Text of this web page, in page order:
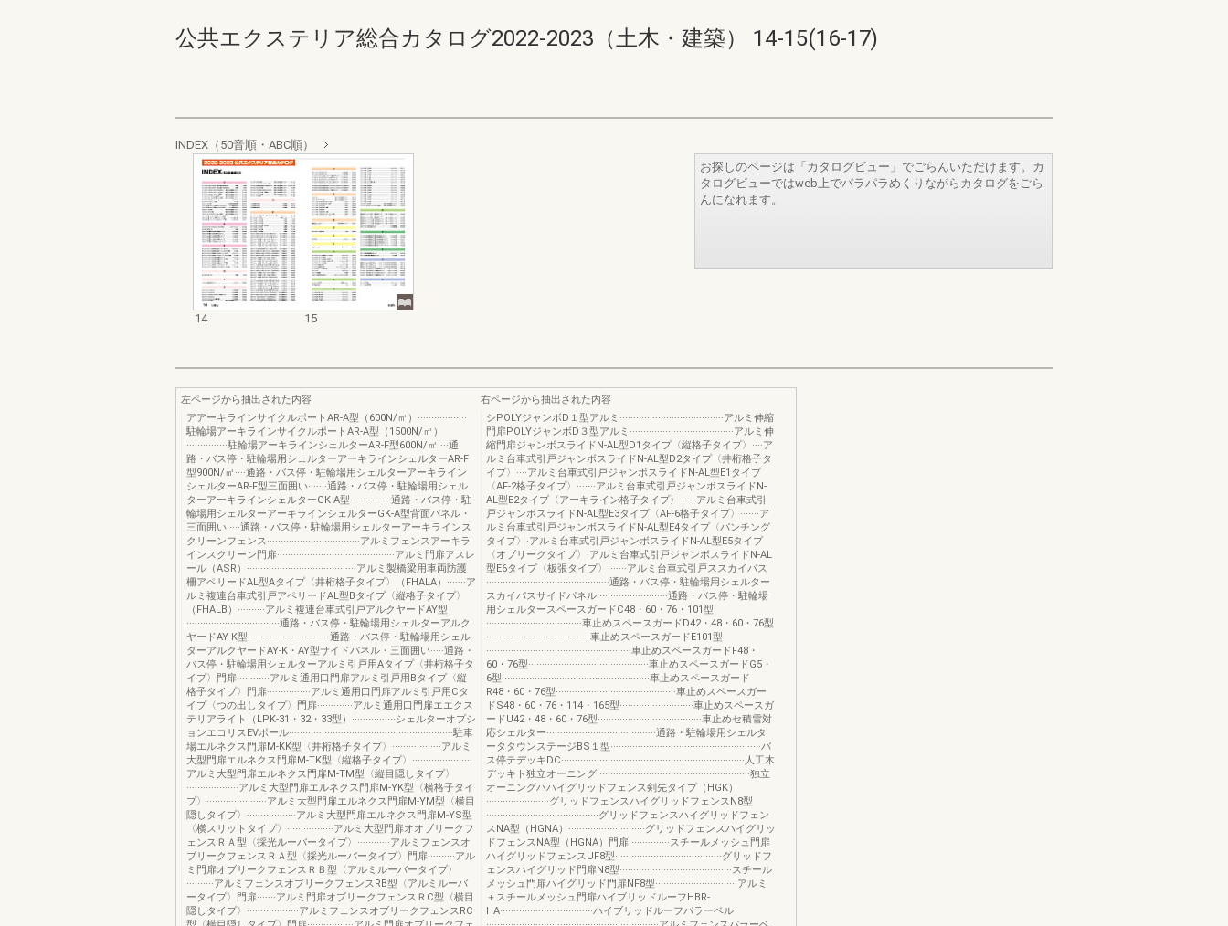
公共エクステリア総合カタログ2022-2023（土木・建築） 14-15(16-17)
INDEX（50音順・ABC順）
14 15
お探しのページは「カタログビュー」でごらんいただけます。カ
タログビューではweb上でパラパラめくりながらカタログをごら
んになれます。
左ページから抽出された内容
アアーキラインサイクルポートAR-A型（600N/㎡）··················
駐輪場アーキラインサイクルポートAR-A型（1500N/㎡）
···············駐輪場アーキラインシェルターAR-F型600N/㎡····通
路・バス停・駐輪場用シェルターアーキラインシェルターAR-F
型900N/㎡····通路・バス停・駐輪場用シェルターアーキライン
シェルターAR-F型三面囲い·······通路・バス停・駐輪場用シェル
ターアーキラインシェルターGK-A型···············通路・バス停・駐
輪場用シェルターアーキラインシェルターGK-A型背面パネル・
三面囲い·····通路・バス停・駐輪場用シェルターアーキラインス
クリーンフェンス··································アルミフェンスアーキラ
インスクリーン門扉···········································アルミ門扉アスレ
ール（ASR）········································アルミ製橋梁用車両防護
柵アペリードAL型Aタイプ〈井桁格子タイプ〉（FHALA）·······ア
ルミ複連台車式引戸アペリードAL型Bタイプ〈縦格子タイプ〉
（FHALB）··········アルミ複連台車式引戸アルクヤードAY型
··································通路・バス停・駐輪場用シェルターアルク
ヤードAY-K型······························通路・バス停・駐輪場用シェル
ターアルクヤードAY-K・AY型サイドパネル・三面囲い·····通路・
バス停・駐輪場用シェルターアルミ引戸用Aタイプ〈井桁格子タ
イプ〉門扉············アルミ通用口門扉アルミ引戸用Bタイプ〈縦
格子タイプ〉門扉················アルミ通用口門扉アルミ引戸用Cタ
イプ〈つの出しタイプ〉門扉·············アルミ通用口門扉エエクス
テリアライト（LPK-31・32・33型）················シェルターオプシ
ョンエコリスEVポール····························································駐車
場エルネクス門扉M-KK型〈井桁格子タイプ〉··················アルミ
大型門扉エルネクス門扉M-TK型〈縦格子タイプ〉······················
アルミ大型門扉エルネクス門扉M-TM型〈縦目隠しタイプ〉
···················アルミ大型門扉エルネクス門扉M-YK型〈横格子タイ
プ〉······················アルミ大型門扉エルネクス門扉M-YM型〈横目
隠しタイプ〉··················アルミ大型門扉エルネクス門扉M-YS型
〈横スリットタイプ〉·················アルミ大型門扉オオブリークフ
ェンスＲＡ型〈採光ルーバータイプ〉············アルミフェンスオ
ブリークフェンスＲＡ型〈採光ルーバータイプ〉門扉··········アル
ミ門扉オブリークフェンスＲＢ型〈アルミルーバータイプ〉
··········アルミフェンスオブリークフェンスRB型〈アルミルーバ
ータイプ〉門扉·······アルミ門扉オブリークフェンスＲC型〈横目
隠しタイプ〉···················アルミフェンスオブリークフェンスRC
右ページから抽出された内容
シPOLYジャンボD１型アルミ······································アルミ伸縮
門扉POLYジャンボD３型アルミ······································アルミ伸
縮門扉ジャンボスライドN-AL型D1タイプ〈縦格子タイプ〉····ア
ルミ台車式引戸ジャンボスライドN-AL型D2タイプ〈井桁格子タ
イプ〉····アルミ台車式引戸ジャンボスライドN-AL型E1タイプ
〈AF-2格子タイプ〉·······アルミ台車式引戸ジャンボスライドN-
AL型E2タイプ〈アーキライン格子タイプ〉······アルミ台車式引
戸ジャンボスライドN-AL型E3タイプ〈AF-6格子タイプ〉·······ア
ルミ台車式引戸ジャンボスライドN-AL型E4タイプ〈パンチング
タイプ〉·アルミ台車式引戸ジャンボスライドN-AL型E5タイプ
〈オブリークタイプ〉·アルミ台車式引戸ジャンボスライドN-AL
型E6タイプ〈板張タイプ〉·······アルミ台車式引戸ススカイパス
·············································通路・バス停・駐輪場用シェルター
スカイパスサイドパネル··························通路・バス停・駐輪場
用シェルタースペースガードC48・60・76・101型
···································車止めスペースガードD42・48・60・76型
······································車止めスペースガードE101型
·····················································車止めスペースガードF48・
60・76型············································車止めスペースガードG5・
6型······················································車止めスペースガード
R48・60・76型············································車止めスペースガー
ドS48・60・76・114・165型···························車止めスペースガ
ードU42・48・60・76型······································車止めセ積雪対
応シェルター········································通路・駐輪場用シェルタ
ータタウンステージBS１型·······················································バ
ス停テデッキDC···································································人工木
デッキト独立オーニング························································独立
オーニングハハイグリッドフェンス剣先タイプ（HGK）
·······················グリッドフェンスハイグリッドフェンスN8型
·········································グリッドフェンスハイグリッドフェン
スNA型（HGNA）····························グリッドフェンスハイグリッ
ドフェンスNA型（HGNA）門扉···············スチールメッシュ門扉
ハイグリッドフェンスUF8型·······································グリッドフ
ェンスハイグリッド門扉N8型·········································スチール
メッシュ門扉ハイグリッド門扉NF8型······························アルミ
＋スチールメッシュ門扉ハイブリッドルーフHBR-
HA··································ハイブリッドルーフパラーベル